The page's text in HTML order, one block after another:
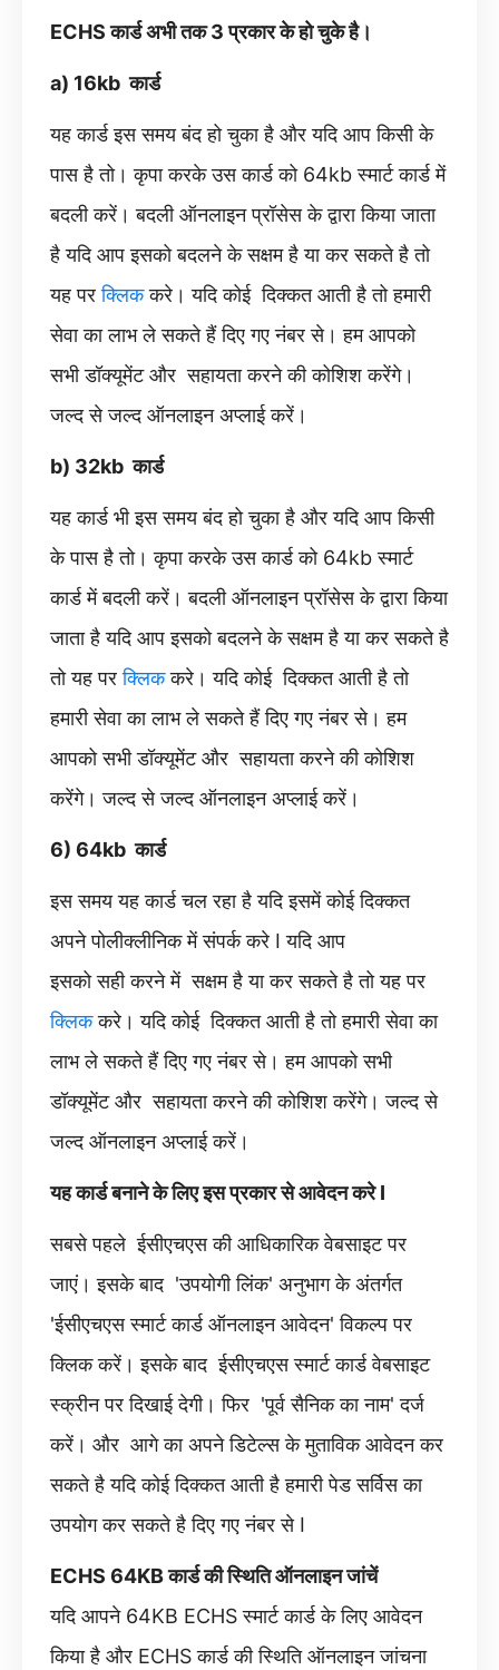
ECHS कार्ड अभी तक 3 प्रकार के हो चुके है।
a) 16kb कार्ड
यह कार्ड इस समय बंद हो चुका है और यदि आप किसी के
पास है तो। कृपा करके उस कार्ड को 64kb स्मार्ट कार्ड में
बदली करें। बदली ऑनलाइन प्रॉसेस के द्वारा किया जाता
है यदि आप इसको बदलने के सक्षम है या कर सकते है तो
यह परक्लिककरे। यदि कोई दिक्कत आती है तो हमारी
सेवा का लाभ ले सकते हैं दिए गए नंबर से। हम आपको
सभी डॉक्यूमेंट और सहायता करने की कोशिश करेंगे।
जल्द से जल्द ऑनलाइन अप्लाई करें।
b) 32kb कार्ड
यह कार्ड भी इस समय बंद हो चुका है और यदि आप किसी
के पास है तो। कृपा करके उस कार्ड को 64kb स्मार्ट
कार्ड में बदली करें। बदली ऑनलाइन प्रॉसेस के द्वारा किया
जाता है यदि आप इसको बदलने के सक्षम है या कर सकते है
तो यह परक्लिककरे। यदि कोई दिक्कत आती है तो
हमारी सेवा का लाभ ले सकते हैं दिए गए नंबर से। हम
आपको सभी डॉक्यूमेंट और सहायता करने की कोशिश
करेंगे। जल्द से जल्द ऑनलाइन अप्लाई करें।
6) 64kb कार्ड
इस समय यह कार्ड चल रहा है यदि इसमें कोई दिक्कत
अपने पोलीक्लीनिक में संपर्क करे I यदि आप
इसको सही करने में सक्षम है या कर सकते है तो यह पर
क्लिककरे। यदि कोई दिक्कत आती है तो हमारी सेवा का
लाभ ले सकते हैं दिए गए नंबर से। हम आपको सभी
डॉक्यूमेंट और सहायता करने की कोशिश करेंगे। जल्द से
जल्द ऑनलाइन अप्लाई करें।
यह कार्ड बनाने के लिए इस प्रकार से आवेदन करे I
सबसे पहले ईसीएचएस की आधिकारिक वेबसाइट पर
जाएं। इसके बाद 'उपयोगी लिंक' अनुभाग के अंतर्गत
'ईसीएचएस स्मार्ट कार्ड ऑनलाइन आवेदन' विकल्प पर
क्लिक करें। इसके बाद ईसीएचएस स्मार्ट कार्ड वेबसाइट
स्क्रीन पर दिखाई देगी। फिर 'पूर्व सैनिक का नाम' दर्ज
करें। और आगे का अपने डिटेल्स के मुताविक आवेदन कर
सकते है यदि कोई दिक्कत आती है हमारी पेड सर्विस का
उपयोग कर सकते है दिए गए नंबर से I
ECHS 64KB कार्ड की स्थिति ऑनलाइन जांचें
यदि आपने 64KB ECHS स्मार्ट कार्ड के लिए आवेदन
किया है और ECHS कार्ड की स्थिति ऑनलाइन जांचना